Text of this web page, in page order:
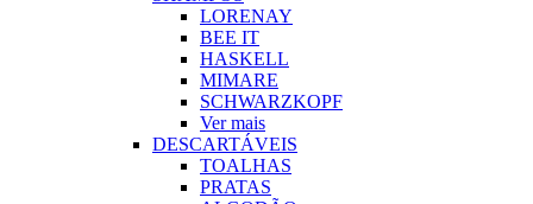
LORENAY
BEE IT
HASKELL
MIMARE
SCHWARZKOPF
Ver mais
DESCARTÁVEIS
TOALHAS
PRATAS